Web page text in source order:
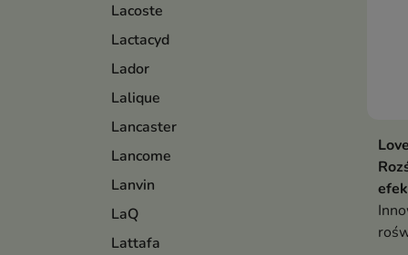
Lacoste
Lactacyd
Lador
Lalique
Lancaster
Lancome
Lanvin
LaQ
Lattafa